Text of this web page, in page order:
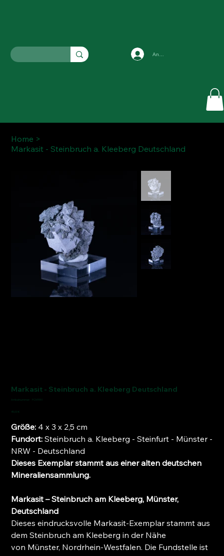
Anmelden
Home >
Markasit - Steinbruch a. Kleeberg Deutschland
Markasit - Steinbruch a. Kleeberg Deutschland
Artikelnummer:
Artikelnummer:
FCM1951
Preis
45,00 €
Größe: 4 x 3 x 2,5 cm
Fundort: Steinbruch a. Kleeberg - Steinfurt - Münster -
NRW - Deutschland
Dieses Exemplar stammt aus einer alten deutschen
Mineraliensammlung.
Markasit – Steinbruch am Kleeberg, Münster,
Deutschland
Dieses eindrucksvolle Markasit-Exemplar stammt aus
dem Steinbruch am Kleeberg in der Nähe
von Münster, Nordrhein-Westfalen. Die Fundstelle ist